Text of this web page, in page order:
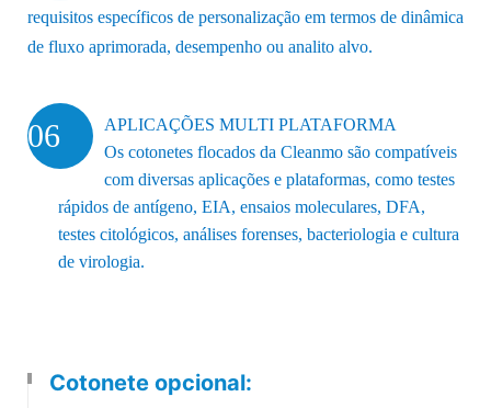
requisitos específicos de personalização em termos de dinâmica
de fluxo aprimorada, desempenho ou analito alvo.
06
APLICAÇÕES MULTI PLATAFORMA
Os cotonetes flocados da Cleanmo são compatíveis
com diversas aplicações e plataformas, como testes
rápidos de antígeno, EIA, ensaios moleculares, DFA,
testes citológicos, análises forenses, bacteriologia e cultura
de virologia.
Cotonete opcional: